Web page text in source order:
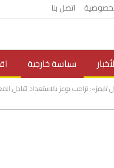
اتصل بنا
سياسة خارجية
المرأة والحياة المنح
تايمز»: ترامب يوعز بالاستعداد